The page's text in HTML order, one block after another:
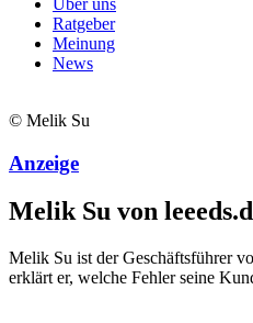
Ratgeber
Meinung
News
© Melik Su
Anzeige
Melik Su von
Melik Su ist der Geschäftsführer
erklärt er, welche Fehler seine